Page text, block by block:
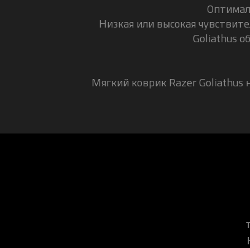
Низкая или высокая
Goliathus
Мягкий коврик Razer Goliathus